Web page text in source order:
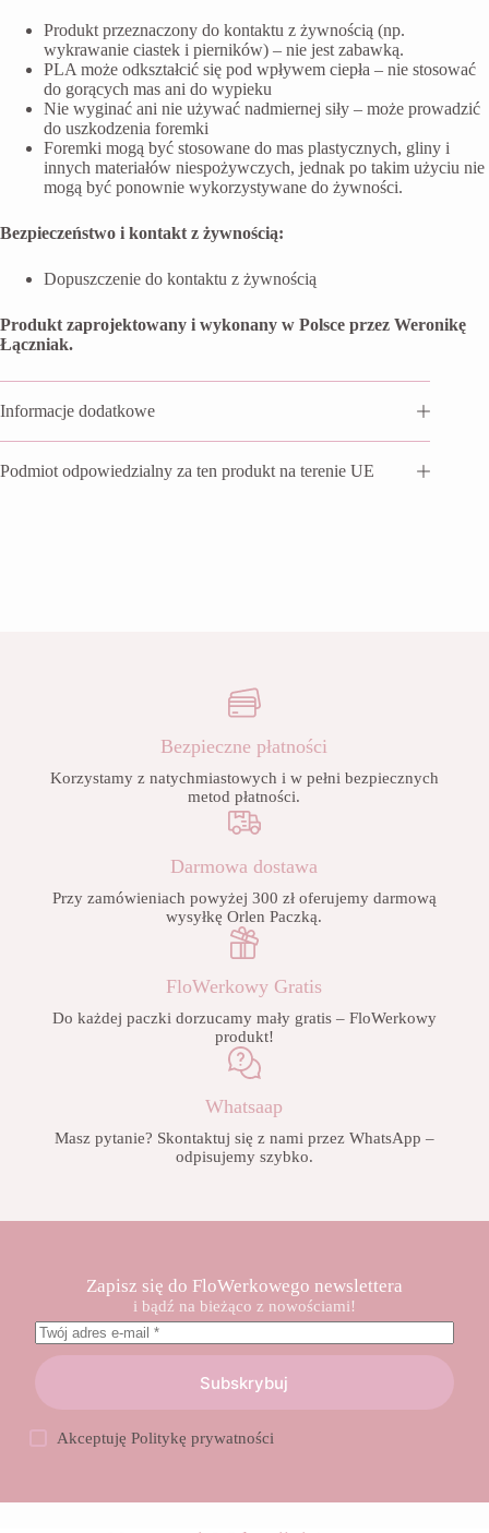
Produkt przeznaczony do kontaktu z żywnością (np.
wykrawanie ciastek i pierników) – nie jest zabawką.
PLA może odkształcić się pod wpływem ciepła – nie stosować
do gorących mas ani do wypieku
Nie wyginać ani nie używać nadmiernej siły – może prowadzić
do uszkodzenia foremki
Foremki mogą być stosowane do mas plastycznych, gliny i
innych materiałów niespożywczych, jednak po takim użyciu nie
mogą być ponownie wykorzystywane do żywności.
Bezpieczeństwo i kontakt z żywnością:
Dopuszczenie do kontaktu z żywnością
Produkt zaprojektowany i wykonany w Polsce przez Weronikę
Łączniak.
Informacje dodatkowe
Podmiot odpowiedzialny za ten produkt na terenie UE
Bezpieczne płatności
Korzystamy z natychmiastowych i w pełni bezpiecznych
metod płatności.
Darmowa dostawa
Przy zamówieniach powyżej 300 zł oferujemy darmową
wysyłkę Orlen Paczką.
FloWerkowy Gratis
Do każdej paczki dorzucamy mały gratis – FloWerkowy
produkt!
Whatsaap
Masz pytanie? Skontaktuj się z nami przez WhatsApp –
odpisujemy szybko.
Zapisz się do FloWerkowego newslettera
i bądź na bieżąco z nowościami!
Subskrybuj
AkceptujęPolitykę prywatności